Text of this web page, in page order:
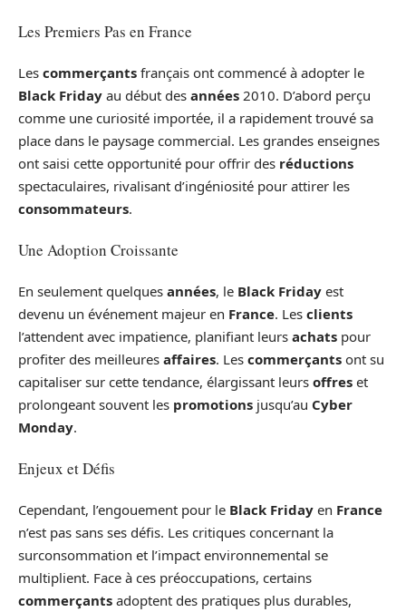
Les Premiers Pas en France
Les commerçants français ont commencé à adopter le
Black Friday au début des années 2010. D’abord perçu
comme une curiosité importée, il a rapidement trouvé sa
place dans le paysage commercial. Les grandes enseignes
ont saisi cette opportunité pour offrir des réductions
spectaculaires, rivalisant d’ingéniosité pour attirer les
consommateurs.
Une Adoption Croissante
En seulement quelques années, le Black Friday est
devenu un événement majeur en France. Les clients
l’attendent avec impatience, planifiant leurs achats pour
profiter des meilleures affaires. Les commerçants ont su
capitaliser sur cette tendance, élargissant leurs offres et
prolongeant souvent les promotions jusqu’au Cyber
Monday.
Enjeux et Défis
Cependant, l’engouement pour le Black Friday en France
n’est pas sans ses défis. Les critiques concernant la
surconsommation et l’impact environnemental se
multiplient. Face à ces préoccupations, certains
commerçants adoptent des pratiques plus durables,